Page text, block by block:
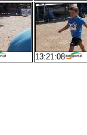
13:21:08